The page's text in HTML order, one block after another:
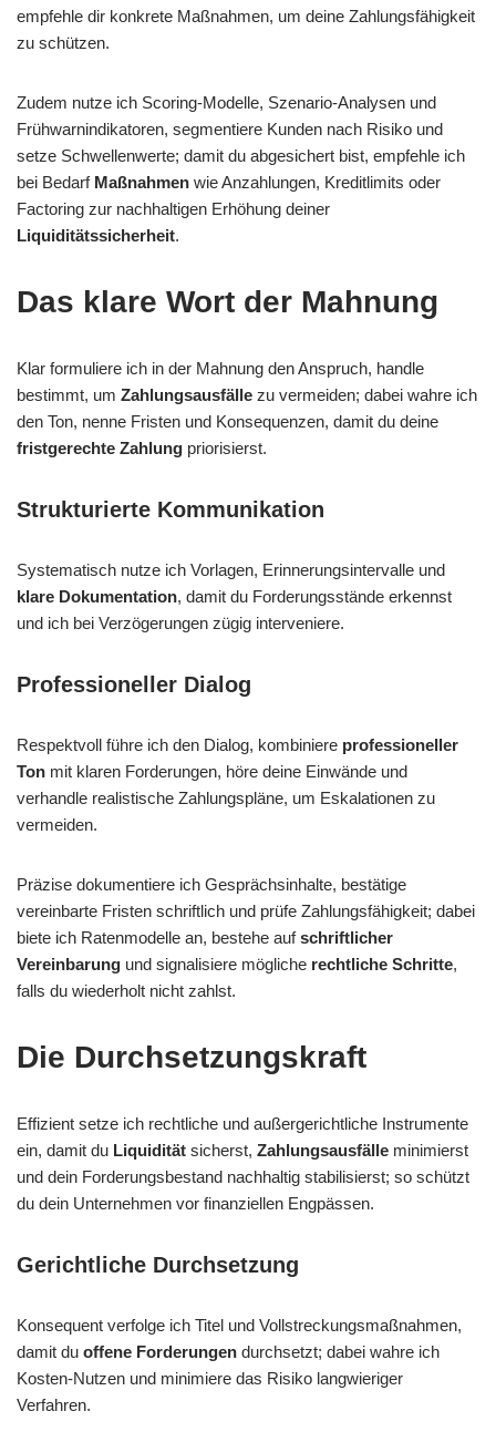
empfehle dir konkrete Maßnahmen, um deine Zahlungsfähigkeit
zu schützen.
Zudem nutze ich Scoring-Modelle, Szenario-Analysen und
Frühwarnindikatoren, segmentiere Kunden nach Risiko und
setze Schwellenwerte; damit du abgesichert bist, empfehle ich
bei Bedarf Maßnahmen wie Anzahlungen, Kreditlimits oder
Factoring zur nachhaltigen Erhöhung deiner
Liquiditätssicherheit.
Das klare Wort der Mahnung
Klar formuliere ich in der Mahnung den Anspruch, handle
bestimmt, um Zahlungsausfälle zu vermeiden; dabei wahre ich
den Ton, nenne Fristen und Konsequenzen, damit du deine
fristgerechte Zahlung priorisierst.
Strukturierte Kommunikation
Systematisch nutze ich Vorlagen, Erinnerungsintervalle und
klare Dokumentation, damit du Forderungsstände erkennst
und ich bei Verzögerungen zügig interveniere.
Professioneller Dialog
Respektvoll führe ich den Dialog, kombiniere professioneller
Ton mit klaren Forderungen, höre deine Einwände und
verhandle realistische Zahlungspläne, um Eskalationen zu
vermeiden.
Präzise dokumentiere ich Gesprächsinhalte, bestätige
vereinbarte Fristen schriftlich und prüfe Zahlungsfähigkeit; dabei
biete ich Ratenmodelle an, bestehe aufschriftlicher
Vereinbarung und signalisiere mögliche rechtliche Schritte,
falls du wiederholt nicht zahlst.
Die Durchsetzungskraft
Effizient setze ich rechtliche und außergerichtliche Instrumente
ein, damit du Liquidität sicherst, Zahlungsausfälle minimierst
und dein Forderungsbestand nachhaltig stabilisierst; so schützt
du dein Unternehmen vor finanziellen Engpässen.
Gerichtliche Durchsetzung
Konsequent verfolge ich Titel und Vollstreckungsmaßnahmen,
damit du offene Forderungen durchsetzt; dabei wahre ich
Kosten-Nutzen und minimiere das Risiko langwieriger
Verfahren.